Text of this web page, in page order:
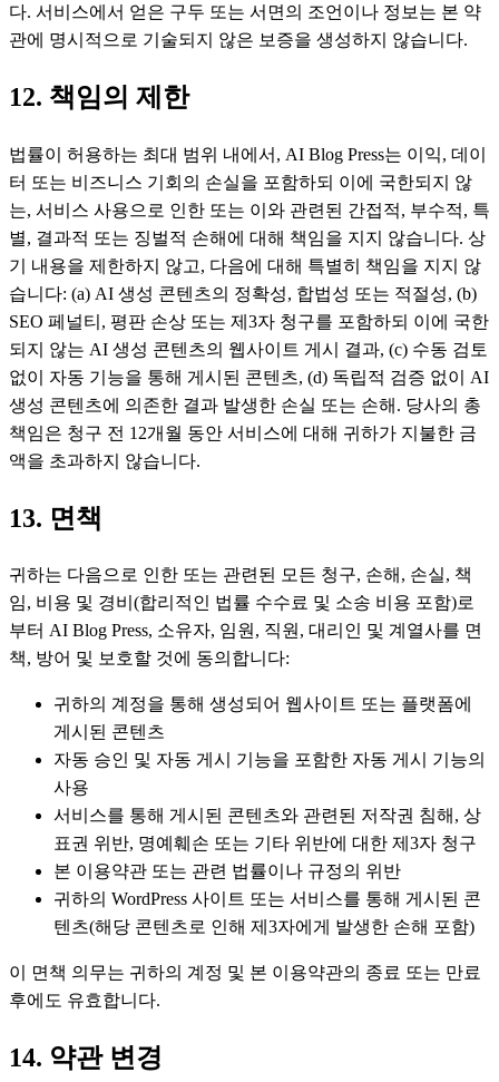
다. 서비스에서 얻은 구두 또는 서면의 조언이나 정보는 본 약
관에 명시적으로 기술되지 않은 보증을 생성하지 않습니다.
12. 책임의 제한
법률이 허용하는 최대 범위 내에서, AI Blog Press는 이익, 데이
터 또는 비즈니스 기회의 손실을 포함하되 이에 국한되지 않
는, 서비스 사용으로 인한 또는 이와 관련된 간접적, 부수적, 특
별, 결과적 또는 징벌적 손해에 대해 책임을 지지 않습니다. 상
기 내용을 제한하지 않고, 다음에 대해 특별히 책임을 지지 않
습니다: (a) AI 생성 콘텐츠의 정확성, 합법성 또는 적절성, (b)
SEO 페널티, 평판 손상 또는 제3자 청구를 포함하되 이에 국한
되지 않는 AI 생성 콘텐츠의 웹사이트 게시 결과, (c) 수동 검토
없이 자동 기능을 통해 게시된 콘텐츠, (d) 독립적 검증 없이 AI
생성 콘텐츠에 의존한 결과 발생한 손실 또는 손해. 당사의 총
책임은 청구 전 12개월 동안 서비스에 대해 귀하가 지불한 금
액을 초과하지 않습니다.
13. 면책
귀하는 다음으로 인한 또는 관련된 모든 청구, 손해, 손실, 책
임, 비용 및 경비(합리적인 법률 수수료 및 소송 비용 포함)로
부터 AI Blog Press, 소유자, 임원, 직원, 대리인 및 계열사를 면
책, 방어 및 보호할 것에 동의합니다:
귀하의 계정을 통해 생성되어 웹사이트 또는 플랫폼에
게시된 콘텐츠
자동 승인 및 자동 게시 기능을 포함한 자동 게시 기능의
사용
서비스를 통해 게시된 콘텐츠와 관련된 저작권 침해, 상
표권 위반, 명예훼손 또는 기타 위반에 대한 제3자 청구
본 이용약관 또는 관련 법률이나 규정의 위반
귀하의 WordPress 사이트 또는 서비스를 통해 게시된 콘
텐츠(해당 콘텐츠로 인해 제3자에게 발생한 손해 포함)
이 면책 의무는 귀하의 계정 및 본 이용약관의 종료 또는 만료
후에도 유효합니다.
14. 약관 변경